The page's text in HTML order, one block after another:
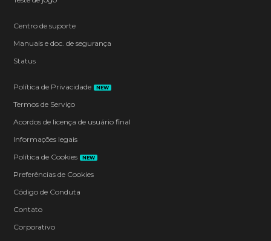
Centro de suporte
Manuais e doc. de segurança
Status
Política de Privacidade NEW
Termos de Serviço
Acordos de licença de usuário final
Informações legais
Política de Cookies
NEW
Preferências de Cookies
Código de Conduta
Contato
Corporativo